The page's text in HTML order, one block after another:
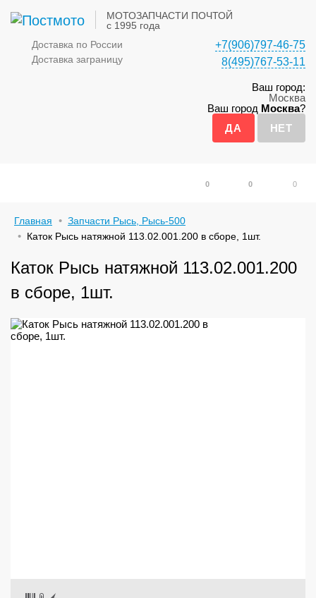
МОТОЗАПЧАСТИ ПОЧТОЙ
с 1995 года
Доставка по России
Доставка заграницу
+7(906)797-46-75
8(495)767-53-11
Ваш город:
Москва
Ваш город Москва?
0
0 0
Главная
Запчасти Рысь, Рысь-500
Каток Рысь натяжной 113.02.001.200 в сборе, 1шт.
Каток Рысь натяжной 113.02.001.200
в сборе, 1шт.